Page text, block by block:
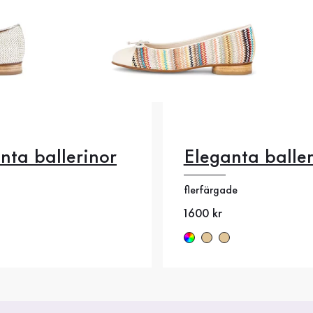
ballerinor Eleganta
flerfärgade
Nytt pris
1600 kr